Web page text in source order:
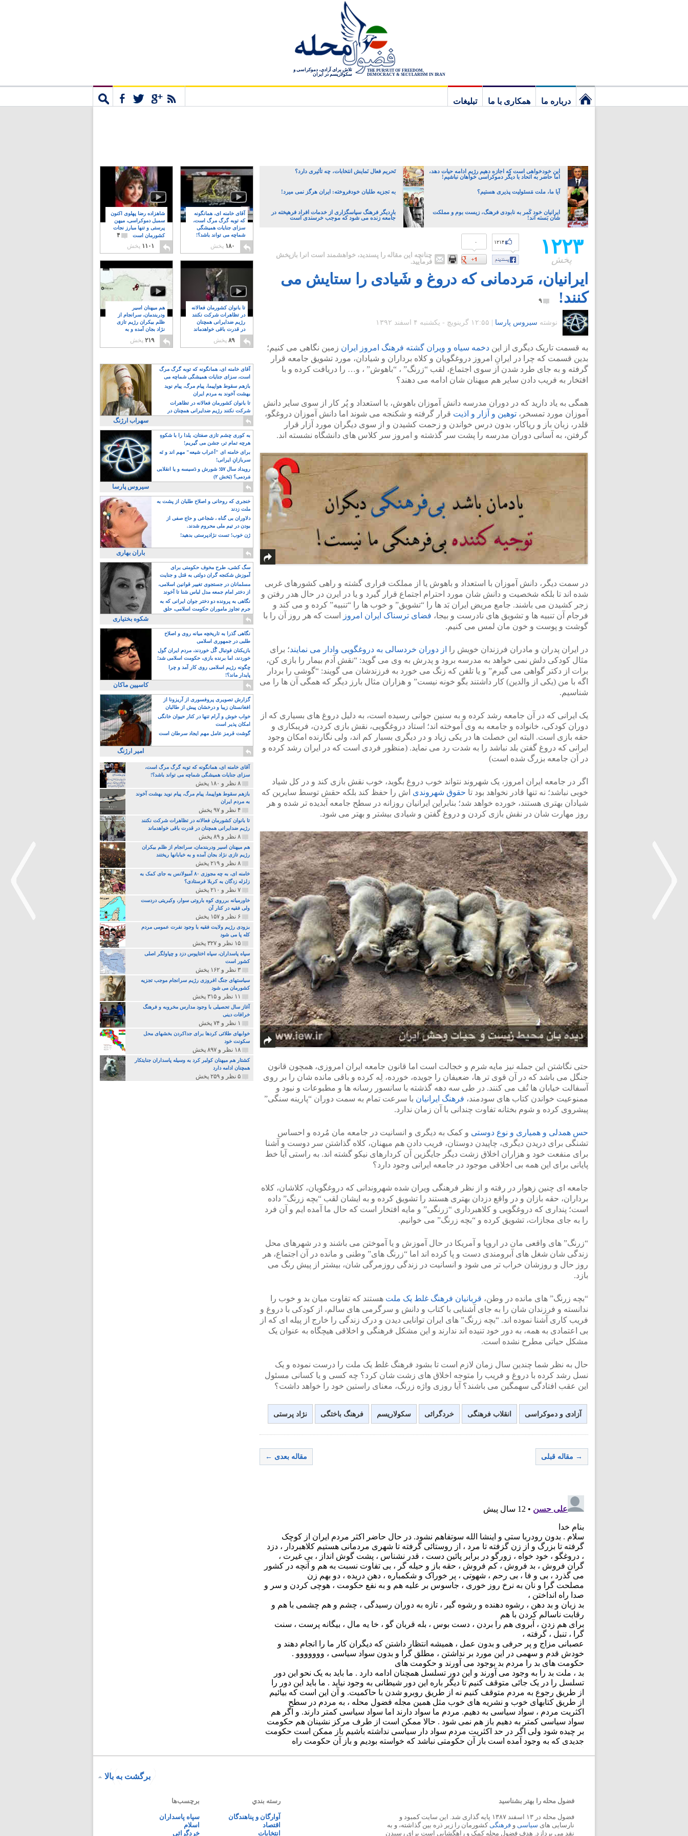
THE PURSUIT OF FREEDOM,
DEMOCRACY & SECULARISM IN IRAN
تلاش برای آزادی، دموکراسی و
سکولاریسم در ایران
درباره ما همکاری با ما
تبلیغات
این خودخواهی است که اجازه دهیم رژیم ادامه حیات دهد،
اما حاضر به اتحاد با دیگر دموکراسی خواهان نباشیم!
تَحریم فعال نَمایش انتخابات، چه تأثیری دارد؟
آیا ما، ملت مَسئولیت پذیری هستیم؟ به تجزیه طلبان خودفروخته: ایران هرگز نمی میرد!
ایرانیان خود کَمر به نابودی فرهنگ، زیست بوم و مملکت
شان بَسته اند!
باردیگر فرهنگ سپاسگزاری از خدمات افراد فرهیخته در
جامعه زنده می شود که موجب خرسندی است
۱۲۲۳
پخش
۰ ۱۲۱۴
چنانچه این مقاله را پسندید، خواهشمند است آنرا بازپخش
فرمایید.
ایرانیان، مَردمانی که دروغ و شَیادی را ستایش می
کنند!
۹
نوشته سیروس پارسا ۱۲:۵۵ گرينويچ - یکشنبه ۴ اسفند ۱۳۹۲
به قسمت تاریک دیگری از این دخمه سیاه و ویران گشته فرهنگ امروز ایران زمین نگاهی می کنیم؛
بدین قسمت که چرا در ایرانِ امروز دروغگویان و کلاه برداران و شیادان، مورد تشویق جامعه قرار
گرفته و به جای طرد شدن از سوی اجتماع، لقب “زرنگ” ، “باهوش” ، و… را دریافت کرده و با
افتخار به فریب دادن سایر هم میهنان شان ادامه می دهند؟
همگی به یاد دارید که در دوران مدرسه دانش آموزان باهوش، با استعداد و پُر کار از سوی سایر دانش
آموزان مورد تمسخر، توهین و آزار و اذیت قرار گرفته و شکنجه می شوند اما دانش آموزان دروغگو،
قلدر، زبان باز و ریاکار، بدون درس خواندن و زحمت کشیدن و از سوی دیگران مورد آزار قرار
گرفتن، به آسانی دوران مدرسه را پشت سر گذشته و امروز سر کلاس های دانشگاه نشسته اند.
در سمت دیگر، دانش آموزان با استعداد و باهوش یا از مملکت فراری گشته و راهی کشورهای غربی
شده اند تا بلکه شخصیت و دانش شان مورد احترام اجتماع قرار گیرد و یا در ایرن در حال هدر رفتن و
زجر کشیدن می باشند. جامع مریض ایران بَد ها را “تشویق” و خوب ها را “تنبیه” کرده و می کند و
فرجام آن تنبیه ها و تشویق های نادرست و بیجا، فضای ترسناک ایران امروز
است که هر روز آن را با
گوشت و پوست و خون مان لمس می کنیم.
در ایران پدران و مادران فرزندان خویش را از دوران خردسالی به دروغگویی وادار می نمایند؛ برای
مثال کودکی دلش نمی خواهد به مدرسه برود و پدرش به وی می گوید: “نقش آدم بیمار را بازی کن،
برات از دکتر گواهی می گیرم” و یا تلفن که زنگ می خورد به فرزندشان می گویند: “گوشی را بردار
اگه با من (یکی از والدین) کار داشتند بگو خونه نیست” و هزاران مثال بارز دیگر که همگی آن ها را می
شناسیم.
یک ایرانی که در آن جامعه رشد کرده و به سنین جوانی رسیده است، به دلیل دروغ های بسیاری که از
دوران کودکی، خانواده و جامعه به وی آموخته اند؛ استاد دروغگویی، نقش بازی کردن، فریبکاری و
حقه بازی است. البته این خصلت ها در یکی زیاد و در دیگری بسیار کم اند، ولی نگارنده امکان وجود
ایرانی که دروغ گفتن بلد نباشد را به شدت رد می نماید. (منظور فردی است که در ایران رشد کرده و
در آن جامعه بزرگ شده است)
اگر در جامعه ایران امروز، یک شهروند نتواند خوب دروغ بگوید، خوب نقش بازی کند و در کل شیاد
خوبی نباشد؛ نه تنها قادر نخواهد بود تا حقوق شهروندی اش را حفظ کند بلکه حقش توسط سایرین که
شیادان بهتری هستند، خورده خواهد شد؛ بنابراین ایرانیان روزانه در سطح جامعه آبدیده تر شده و هر
روز مهارت شان در نقش بازی کردن و دروغ گفتن و شیادی بیشتر و بهتر می شود.
حتی نگاشتن این جمله نیز مایه شرم و خجالت است اما قانون جامعه ایران امروزی، همچون قانون
جنگل می باشد که در آن قوی تر ها، ضعیفان را جویده، خورده، لِه کرده و باقی مانده شان را بر روی
آسفالت خیابان ها تُف می کنند. در طی سه دهه گذشته با سانسور رسانه ها و مطبوعات و نبود و
ممنوعیت خواندن کتاب های سودمند، فرهنگ ایرانیان با سرعت تمام به سمت دوران “پارینه سنگی”
پیشروی کرده و شوم بختانه تفاوت چندانی با آن زمان ندارد.
حس همدلی و همیاری و نوع دوستی و کمک به دیگری و انسانیت در جامعه مان مُرده و احساس
تشنگی برای دریدن دیگری، چاپیدن دوستان، فریب دادن هم میهنان، کلاه گذاشتن سر دوست و آشنا
برای منفعت خود و هزاران اخلاق زشت دیگر جایگزین آن کردارهای نیکو گشته اند. به راستی آیا خط
پایانی برای این همه بی اخلاقی موجود در جامعه ایرانی وجود دارد؟
جامعه ای چنین زهوار در رفته و از نظر فرهنگی ویران شده شهروندانی که دروغگویان، کلاشان، کلاه
برداران، حقه بازان و در واقع دزدان بهتری هستند را تشویق کرده و به ایشان لقب “بچه زرنگ” داده
است؛ پنداری که دروغگویی و کلاهبرداری “زرنگی” و مایه افتخار است که حال ما آمده ایم و آن فرد
را به جای مجازات، تشویق کرده و “بچه زرنگ” می خوانیم.
“زرنگ” های واقعی مان در اروپا و آمریکا در حال آموزش و یا آموختن می باشند و در شهرهای محل
زندگی شان شغل های آبرومندی دست و پا کرده اند اما “زرنگ های” وطنی و مانده در آن اجتماع، هر
روز حال و روزشان خراب تر می شود و انسانیت در زندگی روزمرگی شان، بیشتر از پیش رنگ می
بازد.
“بچه زرنگ” های مانده در وطن، قربانیان فرهنگ غلط یک ملت هستند که تفاوت میان بد و خوب را
ندانسته و فرزندان شان را به جای آشنایی با کتاب و دانش و سرگرمی های سالم، از کودکی با دروغ و
فریب کاری آشنا نموده اند. “بچه زرنگ” های ایران توانایی دیدن و درک زندگی را خارج از پیله ای که از
بی اعتمادی به همه، به دور خود تنیده اند ندارند و این مشکل فرهنگی و اخلاقی هیچگاه به عنوان یک
مشکل حیاتی مطرح نشده است.
حال به نظر شما چندین سال زمان لازم است تا بشود فرهنگ غلط یک ملت را درست نموده و یک
نسل رشد کرده با دروغ و فریب را متوجه اخلاق های زشت شان کرد؟ چه کسی و یا کسانی مسئول
این عقب افتادگی سهمگین می باشند؟ آیا روزی واژه زرنگ، معنای راستین خود را خواهد داشت؟
آزادی و دموکراسی انقلاب فرهنگی خردگرائی سکولاریسم فرهنگ باختگی نژاد پرستی
→ مقاله قبلی مقاله بعدی ←
شاهزاده رضا پهلوی اکنون
سمبل دموکراسی، میهن
پرستی و تنها مبارز نجات
کشورمان است
۴
۱۱۰۱ پخش
آقای خامنه ای، همانگونه
که توبه گرگ مرگ است،
سزای جنایات همیشگی
شماچه می تواند باشد؟!
۸
۱۸۰ پخش
هم میهنان اسیر
ودربندمان، سرانجام از
ظلم بیکران رژیم تازی
نژاد بجان آمده و به
۲۱۹ پخش
تا بانوان کشورمان فعالانه
در تظاهرات شرکت نکنند
رژیم ضدایرانی همچنان
در قدرت باقی خواهدماند
۸
۸۹ پخش
آقای خامنه ای، همانگونه که توبه گرگ مرگ
است، سزای جنایات همیشگی شماچه می
تواند باشد؟!
بازهم سقوط هواپیما، پیام مرگ، پیام نوید
بهشت آخوند به مردم ایران
تا بانوان کشورمان فعالانه در تظاهرات
شرکت نکنند رژیم ضدایرانی همچنان در
قدرت باقی خواهدماند
سهراب ارژنگ
به کوری چشم تازی صفتان، یلدا را با شکوهِ
هرچه تمام تر، جشن می گیریم!
برای خامنه ای "اَعراب شیعه" مهم اند و نَه
سربازانِ ایرانی!
رویداد سال ۵۷؛ شورش و دَسیسه و یا انقلابی
مَردمی؟ (بَخش ۲)
سیروس پارسا
خنجری که روحانی و اصلاح طلبان از پشت به
ملت زدند
دلاوران بی گناه ، شجاعی و حاج صفی از
بودن در تیم ملی محروم شدند.
ژن خوب! تست نژادپرستی بدهید!
باران بهاری
سگ کشی، طرح مخوف حکومتی برای
آموزش شکنجه گران دولتی به قتل و جنایت
بیشتر
مسلمانان در جستجوی تغییر قوانین اسلامی،
از دختر امام جمعه مدل لباس شنا تا آخوند
مسلمان همجنسگرا!
نگاهی به پرونده دو دختر جوان ایرانی که به
جرم تجاوز ماموران حکومت اسلامی، حلق
آویز شدند!
شکوه بختیاری
نگاهی گذرا به تاریخچه میانه روی و اصلاح
طلبی در جمهوری اسلامی
بازیکنان فوتبال گًل خوردند، مردم ایران گول
خوردند، اما برنده بازی، حکومت اسلامی شد!
چگونه رژیم اسلامی روی کار آمد و چرا
پایدار ماند؟!
کاسپین ماکان
گزارش تصویری پروفسوری از آریزونا از
افغانستان زیبا و درخشان پیش از طالبان
خواب خوش و آرام تنها در کنار حیوان خانگی
امکان پذیر است
گوشت قرمز عامل مهم ایجاد سرطان است
امیر ارژنگ
آقای خامنه ای، همانگونه که توبه گرگ مرگ است،
سزای جنایات همیشگی شماچه می تواند باشد؟!
۸ نظر و ۱۸۰ پخش
بازهم سقوط هواپیما، پیام مرگ، پیام نوید بهشت آخوند
به مردم ایران
۴ نظر و ۹۷ پخش
تا بانوان کشورمان فعالانه در تظاهرات شرکت نکنند
رژیم ضدایرانی همچنان در قدرت باقی خواهدماند
۸ نظر و ۸۹ پخش
هم میهنان اسیر ودربندمان، سرانجام از ظلم بیکران
رژیم تازی نژاد بجان آمده و به خبابانها ریختند
۸ نظر و ۲۱۹ پخش
خامنه ای، به چه مجوزی ۸۰ آمبولانس به جای کمک به
زلزله زدگان به کربلا فرستادی؟
۷ نظر و ۲۱۰ پخش
خاورمیانه برروی کوه باروتی سوار، وکبریتی دردست
ولی فقیه در کنار آن
۶ نظر و ۱۵۷ پخش
بزودی رژیم ولایت فقیه با وجود نفرت عمومی مردم
کله پا می شود
۱۵ نظر و ۳۲۷ پخش
سپاه پاسداران، سپاه اختاپوس دزد و چپاولگر اصلی
کشور است
۳ نظر و ۱۶۲ پخش
سیاستهای جنگ افروزی رژیم سرانجام موجب تجزیه
کشورمان می شود
۱۱ نظر و ۳۱۵ پخش
آغاز سال تحصیلی با وجود مدارس مخروبه و فرهنگ
خرافات دینی
۱ نظر و ۷۴ پخش
خوابهای طلائی کردها برای جداکردن بخشهای محل
سکونت خود
۱۸ نظر و ۸۹۷ پخش
کشتار هم میهنان کولبر کرد به وسیله پاسداران جنایتکار
همچنان ادامه دارد
۵ نظر و ۲۵۹ پخش
برگشت به بالا
فضول محله را بهتر بشناسید
فضول محله در ۱۳ اسفند ۱۳۸۷ پایه گذاری شد. این سایت کمبود و
نارسایی های سیاسی و فرهنگیکشورمان را زیر ذره بین گذاشته، و به
نقد می پردازد. هدف فضول محله کمک و راهگشایی است برای رسیدن
رسته بندي
آوارگان و پناهندگان
اقتصاد
انتخابات
برچسب‌ها
سپاه پاسداران
اسلام
خردگرائی